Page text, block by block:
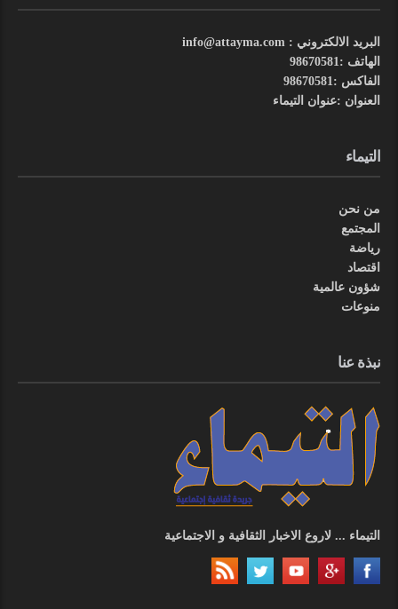
البريد الالكتروني : info@attayma.com
الهاتف :98670581
الفاكس :98670581
العنوان :عنوان التيماء
التيماء
من نحن
المجتمع
رياضة
اقتصاد
شؤون عالمية
منوعات
نبذة عنا
التيماء ... لاروع الاخبار الثقافية و الاجتماعية